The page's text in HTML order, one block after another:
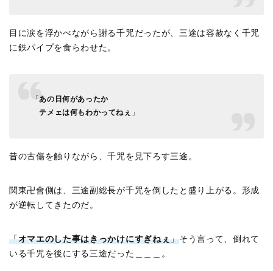
目に涙を浮かべながら謝る千咒だったが、三途は容赦なく千咒
に鉄パイプを食らわせた。
「あの日何があったか
テメェは何もわかってねぇ 」
昔の古傷を触りながら、千咒を見下ろす三途。
関東卍會側は、三途副総長が千咒を倒したと盛り上がる。形成
が逆転してきたのだ。
「オマエのした事はきっかけにすぎねぇ」そう言って、倒れて
いる千咒を後にする三途だった＿＿＿。